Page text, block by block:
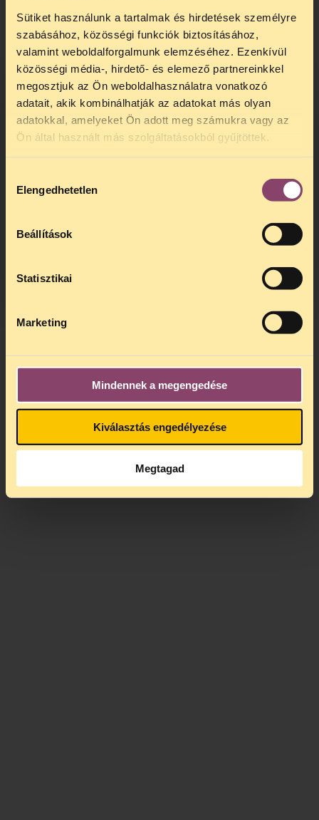
Sütiket használunk a tartalmak és hirdetések személyre
szabásához, közösségi funkciók biztosításához,
valamint weboldalforgalmunk elemzéséhez. Ezenkívül
közösségi média-, hirdető- és elemező partnereinkkel
megosztjuk az Ön weboldalhasználatra vonatkozó
adatait, akik kombinálhatják az adatokat más olyan
adatokkal, amelyeket Ön adott meg számukra vagy az
Ön által használt más szolgáltatásokból gyűjtöttek.
kiválasztása
Elengedhetetlen
Beállítások
Statisztikai
Marketing
Mindennek a megengedése
Kiválasztás engedélyezése
Megtagad
tasz.hu/jogsegely
TELEFONOS JOGSEGÉLY
SZÜNET!
hogytelefonos jogsegélyünk július 27 és
telefonos jogsegély
kedden, 13 és 15 óra között lesz
alatt is elér minket.